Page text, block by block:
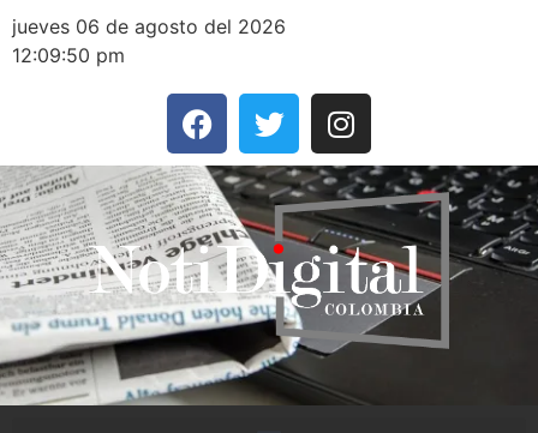
jueves 06 de agosto del 2026
12:09:50 pm